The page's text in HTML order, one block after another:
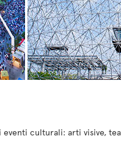
culturali: arti visive,